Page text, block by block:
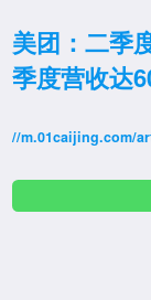
美团：二季
季度营收达
//m.01caijing.com/